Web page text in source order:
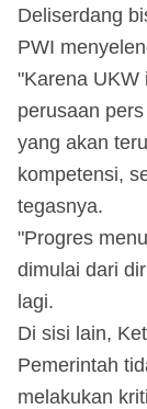
Deliserdang
PWI
"Karena UKW
perusaan
yang akan
kompetensi,
tegasnya.
"Progres
dimulai dari
lagi.
Di sisi lain,
Pemerintah
melakukan